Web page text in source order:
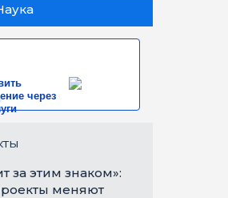
через
за этим знаком»:
меняют